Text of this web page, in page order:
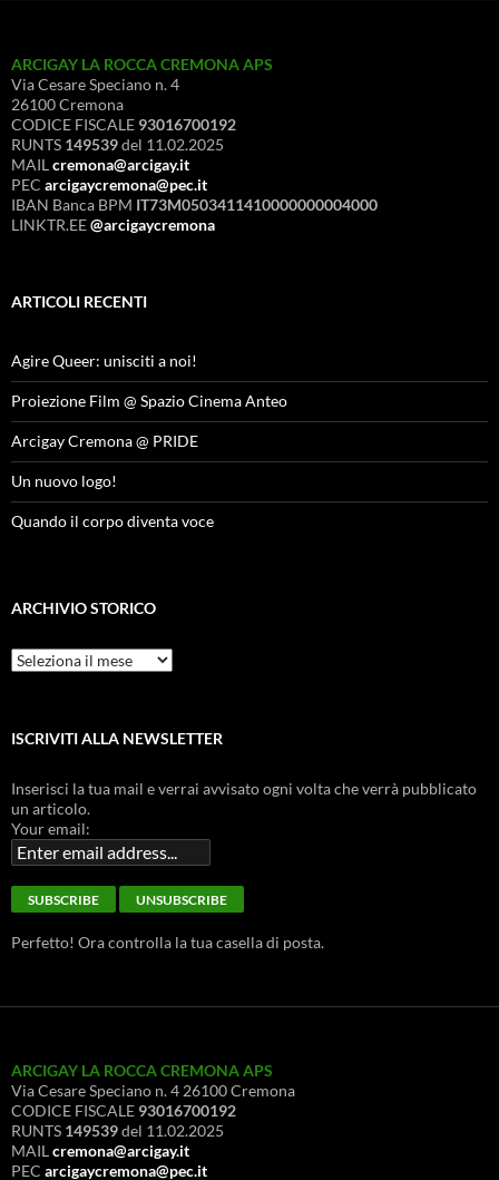
ARCIGAY LA ROCCA CREMONA APS
Via Cesare Speciano n. 4
26100 Cremona
CODICE FISCALE 93016700192
RUNTS 149539del 11.02.2025
MAIL cremona@arcigay.it
PEC arcigaycremona@pec.it
IBAN Banca BPM IT73M0503411410000000004000
LINKTR.EE@arcigaycremona
ARTICOLI RECENTI
Agire Queer: unisciti a noi!
Proiezione Film @ Spazio Cinema Anteo
Arcigay Cremona @ PRIDE
Un nuovo logo!
Quando il corpo diventa voce
ARCHIVIO STORICO
Archivio
Storico
ISCRIVITI ALLA NEWSLETTER
Inserisci la tua mail e verrai avvisato ogni volta che verrà pubblicato
un articolo.
Your email:
Perfetto! Ora controlla la tua casella di posta.
ARCIGAY LA ROCCA CREMONA APS
Via Cesare Speciano n. 4 26100 Cremona
CODICE FISCALE 93016700192
RUNTS 149539del 11.02.2025
MAIL cremona@arcigay.it
PEC arcigaycremona@pec.it